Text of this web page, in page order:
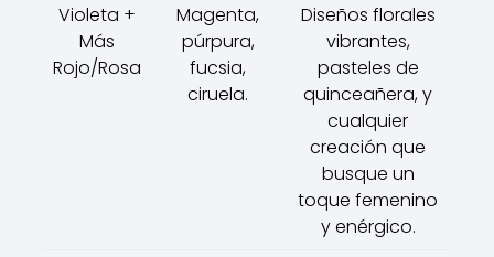
Violeta +
Más
Rojo/Rosa
Magenta,
púrpura,
fucsia,
ciruela.
Diseños florales
vibrantes,
pasteles de
quinceañera, y
cualquier
creación que
busque un
toque femenino
y enérgico.